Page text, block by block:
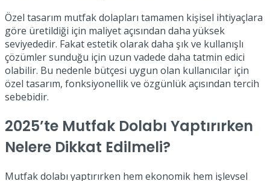
Özel tasarım mutfak dolapları tamamen kişisel ihtiyaçlara
göre üretildiği için maliyet açısından daha yüksek
seviyededir. Fakat estetik olarak daha şık ve kullanışlı
çözümler sunduğu için uzun vadede daha tatmin edici
olabilir. Bu nedenle bütçesi uygun olan kullanıcılar için
özel tasarım, fonksiyonellik ve özgünlük açısından tercih
sebebidir.
2025’te Mutfak Dolabı Yaptırırken
Nelere Dikkat Edilmeli?
Mutfak dolabı yaptırırken hem ekonomik hem işlevsel